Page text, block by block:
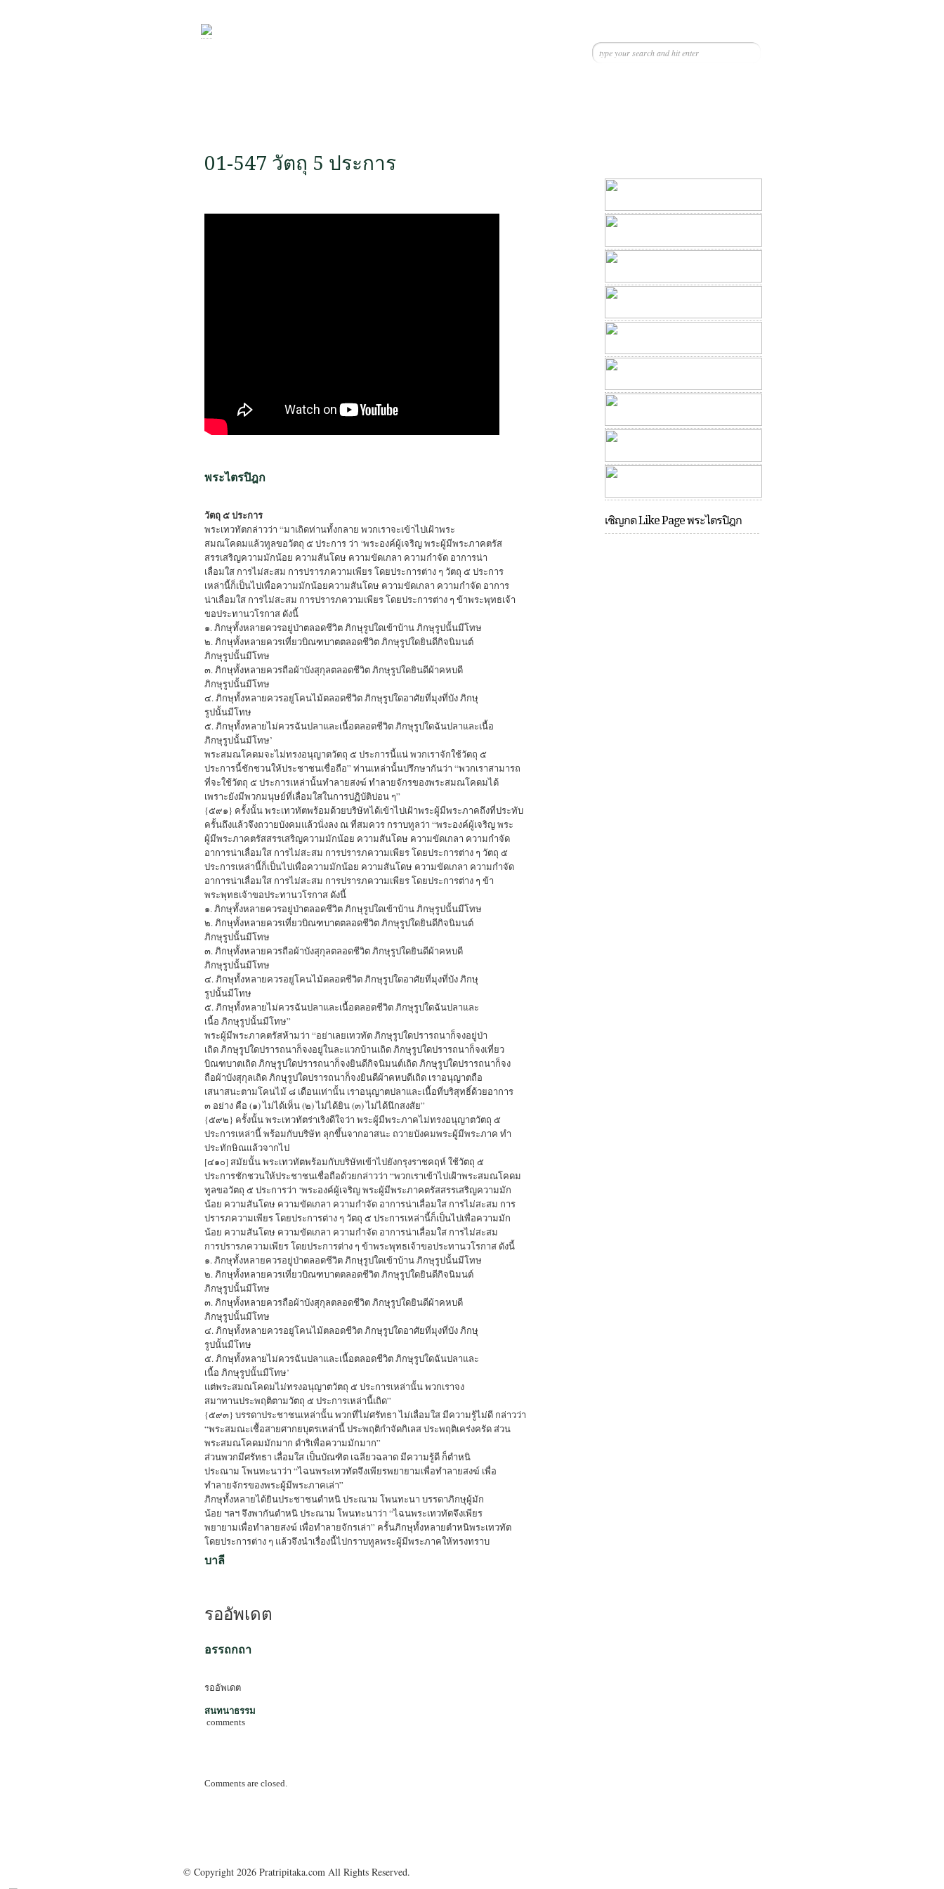
01-547 วัตถุ 5 ประการ
พระไตรปิฎก
วัตถุ ๕ ประการ
พระเทวทัตกล่าวว่า “มาเถิดท่านทั้งกลาย พวกเราจะเข้าไปเฝ้าพระ
สมณโคดมแล้วทูลขอวัตถุ ๕ ประการ ว่า ‘พระองค์ผู้เจริญ พระผู้มีพระภาคตรัส
สรรเสริญความมักน้อย ความสันโดษ ความขัดเกลา ความกำจัด อาการน่า
เลื่อมใส การไม่สะสม การปรารภความเพียร โดยประการต่าง ๆ วัตถุ ๕ ประการ
เหล่านี้ก็เป็นไปเพื่อความมักน้อยความสันโดษ ความขัดเกลา ความกำจัด อาการ
น่าเลื่อมใส การไม่สะสม การปรารภความเพียร โดยประการต่าง ๆ ข้าพระพุทธเจ้า
ขอประทานวโรกาส ดังนี้
๑. ภิกษุทั้งหลายควรอยู่ป่าตลอดชีวิต ภิกษุรูปใดเข้าบ้าน ภิกษุรูปนั้นมีโทษ
๒. ภิกษุทั้งหลายควรเที่ยวบิณฑบาตตลอดชีวิต ภิกษุรูปใดยินดีกิจนิมนต์
ภิกษุรูปนั้นมีโทษ
๓. ภิกษุทั้งหลายควรถือผ้าบังสุกุลตลอดชีวิต ภิกษุรูปใดยินดีผ้าคหบดี
ภิกษุรูปนั้นมีโทษ
๔. ภิกษุทั้งหลายควรอยู่โคนไม้ตลอดชีวิต ภิกษุรูปใดอาศัยที่มุงที่บัง ภิกษุ
รูปนั้นมีโทษ
๕. ภิกษุทั้งหลายไม่ควรฉันปลาและเนื้อตลอดชีวิต ภิกษุรูปใดฉันปลาและเนื้อ
ภิกษุรูปนั้นมีโทษ’
พระสมณโคดมจะไม่ทรงอนุญาตวัตถุ ๕ ประการนี้แน่ พวกเราจักใช้วัตถุ ๕
ประการนี้ชักชวนให้ประชาชนเชื่อถือ” ท่านเหล่านั้นปรึกษากันว่า “พวกเราสามารถ
ที่จะใช้วัตถุ ๕ ประการเหล่านั้นทำลายสงฆ์ ทำลายจักรของพระสมณโคดมได้
เพราะยังมีพวกมนุษย์ที่เลื่อมใสในการปฏิบัติปอน ๆ”
{๕๙๑} ครั้งนั้น พระเทวทัตพร้อมด้วยบริษัทได้เข้าไปเฝ้าพระผู้มีพระภาคถึงที่ประทับ
ครั้นถึงแล้วจึงถวายบังคมแล้วนั่งลง ณ ที่สมควร กราบทูลว่า “พระองค์ผู้เจริญ พระ
ผู้มีพระภาคตรัสสรรเสริญความมักน้อย ความสันโดษ ความขัดเกลา ความกำจัด
อาการน่าเลื่อมใส การไม่สะสม การปรารภความเพียร โดยประการต่าง ๆ วัตถุ ๕
ประการเหล่านี้ก็เป็นไปเพื่อความมักน้อย ความสันโดษ ความขัดเกลา ความกำจัด
อาการน่าเลื่อมใส การไม่สะสม การปรารภความเพียร โดยประการต่าง ๆ ข้า
พระพุทธเจ้าขอประทานวโรกาส ดังนี้
๑. ภิกษุทั้งหลายควรอยู่ป่าตลอดชีวิต ภิกษุรูปใดเข้าบ้าน ภิกษุรูปนั้นมีโทษ
๒. ภิกษุทั้งหลายควรเที่ยวบิณฑบาตตลอดชีวิต ภิกษุรูปใดยินดีกิจนิมนต์
ภิกษุรูปนั้นมีโทษ
๓. ภิกษุทั้งหลายควรถือผ้าบังสุกุลตลอดชีวิต ภิกษุรูปใดยินดีผ้าคหบดี
ภิกษุรูปนั้นมีโทษ
๔. ภิกษุทั้งหลายควรอยู่โคนไม้ตลอดชีวิต ภิกษุรูปใดอาศัยที่มุงที่บัง ภิกษุ
รูปนั้นมีโทษ
๕. ภิกษุทั้งหลายไม่ควรฉันปลาและเนื้อตลอดชีวิต ภิกษุรูปใดฉันปลาและ
เนื้อ ภิกษุรูปนั้นมีโทษ”
พระผู้มีพระภาคตรัสห้ามว่า “อย่าเลยเทวทัต ภิกษุรูปใดปรารถนาก็จงอยู่ป่า
เถิด ภิกษุรูปใดปรารถนาก็จงอยู่ในละแวกบ้านเถิด ภิกษุรูปใดปรารถนาก็จงเที่ยว
บิณฑบาตเถิด ภิกษุรูปใดปรารถนาก็จงยินดีกิจนิมนต์เถิด ภิกษุรูปใดปรารถนาก็จง
ถือผ้าบังสุกุลเถิด ภิกษุรูปใดปรารถนาก็จงยินดีผ้าคหบดีเถิด เราอนุญาตถือ
เสนาสนะตามโคนไม้ ๘ เดือนเท่านั้น เราอนุญาตปลาและเนื้อที่บริสุทธิ์ด้วยอาการ
๓ อย่าง คือ (๑) ไม่ได้เห็น (๒) ไม่ได้ยิน (๓) ไม่ได้นึกสงสัย”
{๕๙๒} ครั้งนั้น พระเทวทัตร่าเริงดีใจว่า พระผู้มีพระภาคไม่ทรงอนุญาตวัตถุ ๕
ประการเหล่านี้ พร้อมกับบริษัท ลุกขึ้นจากอาสนะ ถวายบังคมพระผู้มีพระภาค ทำ
ประทักษิณแล้วจากไป
[๔๑๐] สมัยนั้น พระเทวทัตพร้อมกับบริษัทเข้าไปยังกรุงราชคฤห์ ใช้วัตถุ ๕
ประการชักชวนให้ประชาชนเชื่อถือด้วยกล่าวว่า “พวกเราเข้าไปเฝ้าพระสมณโคดม
ทูลขอวัตถุ ๕ ประการว่า ‘พระองค์ผู้เจริญ พระผู้มีพระภาคตรัสสรรเสริญความมัก
น้อย ความสันโดษ ความขัดเกลา ความกำจัด อาการน่าเลื่อมใส การไม่สะสม การ
ปรารภความเพียร โดยประการต่าง ๆ วัตถุ ๕ ประการเหล่านี้ก็เป็นไปเพื่อความมัก
น้อย ความสันโดษ ความขัดเกลา ความกำจัด อาการน่าเลื่อมใส การไม่สะสม
การปรารภความเพียร โดยประการต่าง ๆ ข้าพระพุทธเจ้าขอประทานวโรกาส ดังนี้
๑. ภิกษุทั้งหลายควรอยู่ป่าตลอดชีวิต ภิกษุรูปใดเข้าบ้าน ภิกษุรูปนั้นมีโทษ
๒. ภิกษุทั้งหลายควรเที่ยวบิณฑบาตตลอดชีวิต ภิกษุรูปใดยินดีกิจนิมนต์
ภิกษุรูปนั้นมีโทษ
๓. ภิกษุทั้งหลายควรถือผ้าบังสุกุลตลอดชีวิต ภิกษุรูปใดยินดีผ้าคหบดี
ภิกษุรูปนั้นมีโทษ
๔. ภิกษุทั้งหลายควรอยู่โคนไม้ตลอดชีวิต ภิกษุรูปใดอาศัยที่มุงที่บัง ภิกษุ
รูปนั้นมีโทษ
๕. ภิกษุทั้งหลายไม่ควรฉันปลาและเนื้อตลอดชีวิต ภิกษุรูปใดฉันปลาและ
เนื้อ ภิกษุรูปนั้นมีโทษ’
แต่พระสมณโคดมไม่ทรงอนุญาตวัตถุ ๕ ประการเหล่านั้น พวกเราจง
สมาทานประพฤติตามวัตถุ ๕ ประการเหล่านี้เถิด”
{๕๙๓} บรรดาประชาชนเหล่านั้น พวกที่ไม่ศรัทธา ไม่เลื่อมใส มีความรู้ไม่ดี กล่าวว่า
“พระสมณะเชื้อสายศากยบุตรเหล่านี้ ประพฤติกำจัดกิเลส ประพฤติเคร่งครัด ส่วน
พระสมณโคดมมักมาก ดำริเพื่อความมักมาก”
ส่วนพวกมีศรัทธา เลื่อมใส เป็นบัณฑิต เฉลียวฉลาด มีความรู้ดี ก็ตำหนิ
ประณาม โพนทะนาว่า “ไฉนพระเทวทัตจึงเพียรพยายามเพื่อทำลายสงฆ์ เพื่อ
ทำลายจักรของพระผู้มีพระภาคเล่า”
ภิกษุทั้งหลายได้ยินประชาชนตำหนิ ประณาม โพนทะนา บรรดาภิกษุผู้มัก
น้อย ฯลฯ จึงพากันตำหนิ ประณาม โพนทะนาว่า “ไฉนพระเทวทัตจึงเพียร
พยายามเพื่อทำลายสงฆ์ เพื่อทำลายจักรเล่า” ครั้นภิกษุทั้งหลายตำหนิพระเทวทัต
โดยประการต่าง ๆ แล้วจึงนำเรื่องนี้ไปกราบทูลพระผู้มีพระภาคให้ทรงทราบ
บาลี
รออัพเดต
อรรถกถา
รออัพเดต
สนทนาธรรม
comments
Comments are closed.
เชิญกด Like Page พระไตรปิฎก
© Copyright 2026 Pratripitaka.com All Rights Reserved.